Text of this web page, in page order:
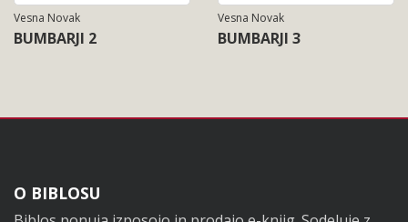
Vesna Novak
BUMBARJI 2
Vesna Novak
BUMBARJI 3
Noga
O BIBLOSU